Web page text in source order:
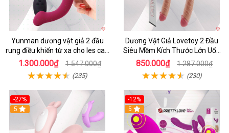
Yunman dương vật giả 2 đầu
rung điều khiển từ xa cho les cao
cấp
1.300.000₫ 1.547.000₫
(235)
Dương Vật Giả Lovetoy 2 Đầu
Siêu Mềm Kích Thước Lớn Uốn
Cong
850.000₫ 1.287.000₫
(230)
-27%
5
-12%
5